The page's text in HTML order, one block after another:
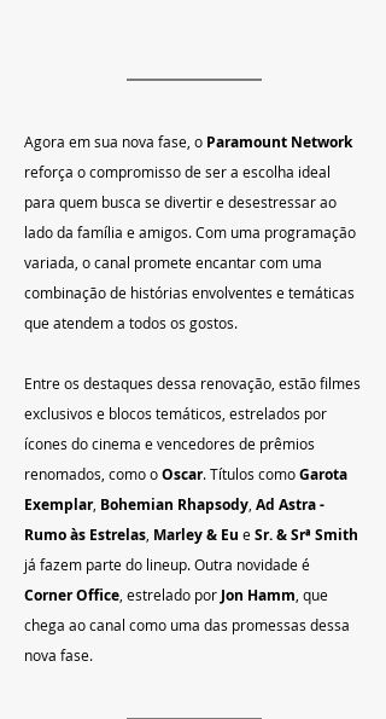
Agora em sua nova fase, o Paramount Network
reforça o compromisso de ser a escolha ideal
para quem busca se divertir e desestressar ao
lado da família e amigos. Com uma programação
variada, o canal promete encantar com uma
combinação de histórias envolventes e temáticas
que atendem a todos os gostos.
Entre os destaques dessa renovação, estão filmes
exclusivos e blocos temáticos, estrelados por
ícones do cinema e vencedores de prêmios
renomados, como o Oscar. Títulos como Garota
Exemplar, Bohemian Rhapsody Ad Astra -
Rumo às Estrelas Marley & Eu e Sr. & Srª Smith
já fazem parte do lineup. Outra novidade é
Corner Office , estrelado por Jon Hamm , que
chega ao canal como uma das promessas dessa
nova fase.